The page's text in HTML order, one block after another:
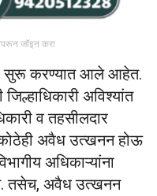
जॉइन करा
सुरू करण्यात आले आहेत.
अविश्यांत
व तहसीलदार
कोठेही अवैध उत्खनन होऊ
अधिकाऱ्यांना
तसेच, अवैध उत्खनन